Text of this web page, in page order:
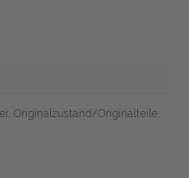
Originalzustand/Originalteile,